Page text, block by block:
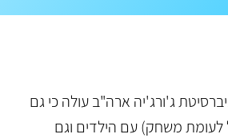
ג'ורג'יה ארה"ב עולה כי גם
לעומת משחק) עם הילדים וגם